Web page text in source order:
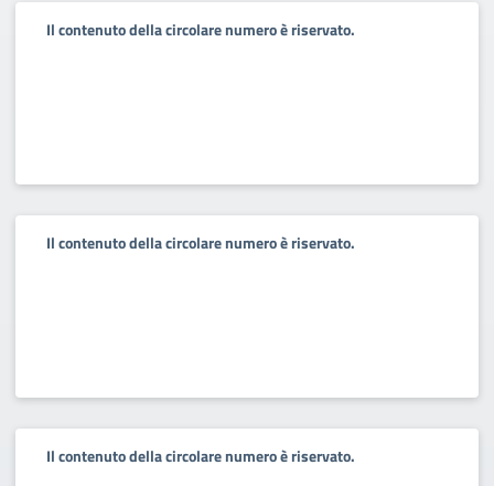
Il contenuto della circolare numero è riservato.
Il contenuto della circolare numero è riservato.
Il contenuto della circolare numero è riservato.